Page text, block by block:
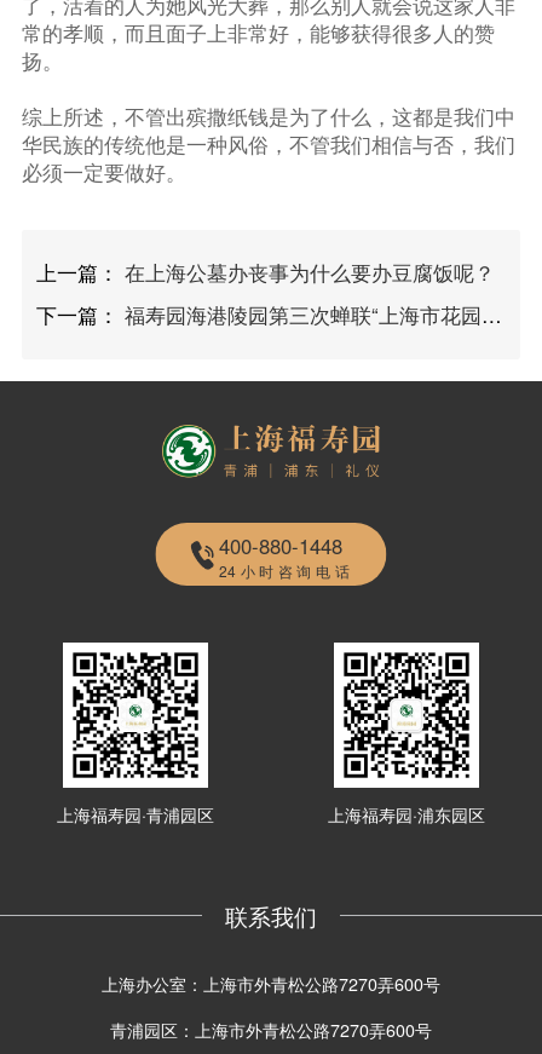
常的孝顺，而且面子上非常好，能够获得很多人的赞
扬。
综上所述，不管出殡撒纸钱是为了什么，这都是我们中
华民族的传统他是一种风俗，不管我们相信与否，我们
必须一定要做好。
上一篇： 在上海公墓办丧事为什么要办豆腐饭呢？
下一篇： 福寿园海港陵园第三次蝉联“上海市花园单位”荣誉称号
400-880-1448
24小时咨询电话
上海福寿园·青浦园区 上海福寿园·浦东园区
联系我们
上海办公室：上海市外青松公路7270弄600号
青浦园区：上海市外青松公路7270弄600号